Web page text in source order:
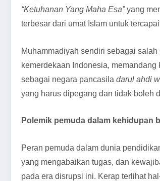
“Ketuhanan Yang Maha Esa”yang
terbesar dari umat Islam untuk
Muhammadiyah sendiri sebagai
kemerdekaan Indonesia,
sebagai negara pancasila darul ahdi
yang harus dipegang dan tidak boleh
Polemik pemuda dalam kehidupan
Peran pemuda dalam dunia
yang mengabaikan tugas, dan
pada era disrupsi ini. Kerap terlihat